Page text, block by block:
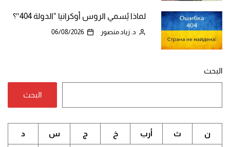
لماذا يُسمي الروس أوكرانيا “الدولة 404″؟
د. زياد منصور 06/08/2026
البحث
البحث
ن ث أرب خ ج س د